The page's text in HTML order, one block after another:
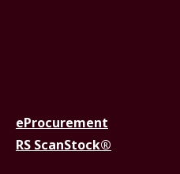
eProcurement
RS ScanStock®